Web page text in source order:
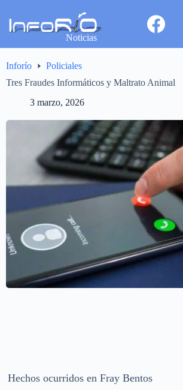
Noticias
Inforío
Policiales
Tres Fraudes Informáticos y Maltrato Animal
3 marzo, 2026
Hechos ocurridos en Fray Bentos